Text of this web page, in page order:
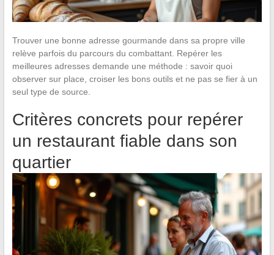
Trouver une bonne adresse gourmande dans sa propre ville
relève parfois du parcours du combattant. Repérer les
meilleures adresses demande une méthode : savoir quoi
observer sur place, croiser les bons outils et ne pas se fier à un
seul type de source.
Critères concrets pour repérer
un restaurant fiable dans son
quartier